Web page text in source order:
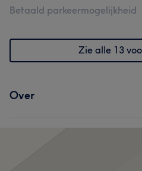
Gedetailleerd 5 Uitzonderlijk
Betaald parkeermogelijkheid
Zie alle 13
Over